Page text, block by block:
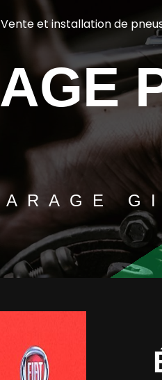
Vente et installation de
GARAGE